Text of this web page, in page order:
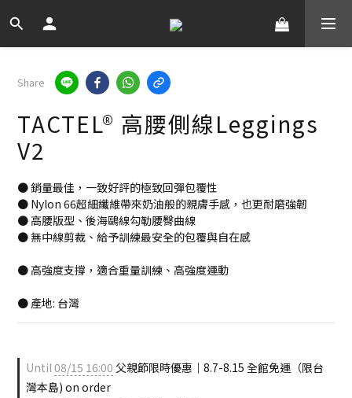
Share
TACTEL® 高腰側線Leggings
V2
● 銷量最佳，一致好評的極致回彈包覆性
● Nylon 66超細纖維帶來奶油般的親膚手感，也更耐磨強韌
● 高腰版型、後海鷗線勾勒腰臀曲線
● 無中線剪裁、給予訓練最安全的包覆與自在感
● 高強度支撐，適合重量訓練、高強度運動
● 產地: 台灣
Until08/15 16:00 父親節限時優惠｜8.7-8.15 全館免運（限台
灣本島) on order